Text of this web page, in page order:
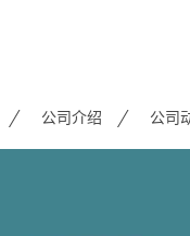
公司介绍 公司